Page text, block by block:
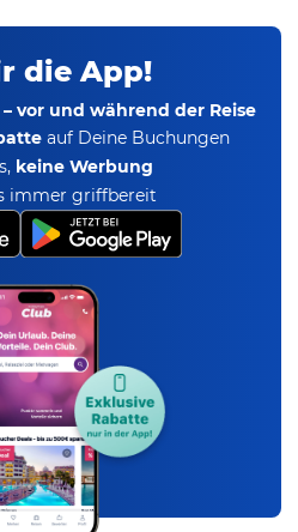
die App!
vor und während der Reise
auf Deine Buchungen
keine Werbung
immer griffbereit